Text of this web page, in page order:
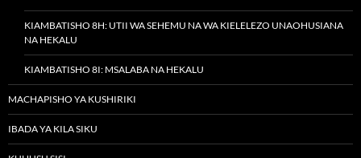
KIAMBATISHO 8H: UTII WA SEHEMU NA WA KIELELEZO UNAOHUSIANA
NA HEKALU
KIAMBATISHO 8I: MSALABA NA HEKALU
MACHAPISHO YA KUSHIRIKI
IBADA YA KILA SIKU